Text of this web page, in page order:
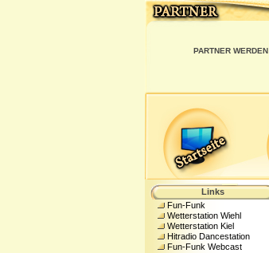
PARTNER WERDEN
Links
Fun-Funk
Wetterstation Wiehl
Wetterstation Kiel
Hitradio Dancestation
Fun-Funk Webcast